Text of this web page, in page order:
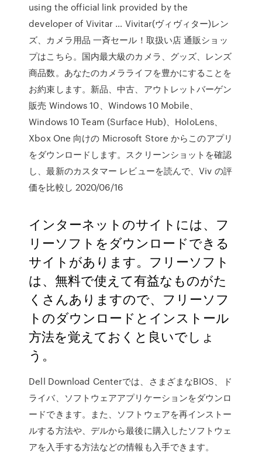
using the official link provided by the
developer of Vivitar … Vivitar(ヴィヴィター)レン
ズ、カメラ用品 一斉セール！取扱い店 通販ショッ
プはこちら。国内最大級のカメラ、グッズ、レンズ
商品数。あなたのカメラライフを豊かにすることを
お約束します。新品、中古、アウトレットバーゲン
販売 Windows 10、Windows 10 Mobile、
Windows 10 Team (Surface Hub)、HoloLens、
Xbox One 向けの Microsoft Store からこのアプリ
をダウンロードします。スクリーンショットを確認
し、最新のカスタマー レビューを読んで、Viv の評
価を比較し 2020/06/16
インターネットのサイトには、フ
リーソフトをダウンロードできる
サイトがあります。フリーソフト
は、無料で使えて有益なものがた
くさんありますので、フリーソフ
トのダウンロードとインストール
方法を覚えておくと良いでしょ
う。
Dell Download Centerでは、さまざまなBIOS、ド
ライバ、ソフトウェアアプリケーションをダウンロ
ードできます。また、ソフトウェアを再インストー
ルする方法や、デルから最後に購入したソフトウェ
アを入手する方法などの情報も入手できます。